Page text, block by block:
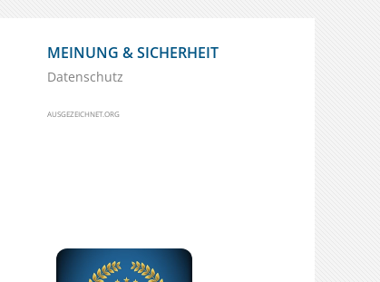
MEINUNG & SICHERHEIT
Datenschutz
AUSGEZEICHNET.ORG